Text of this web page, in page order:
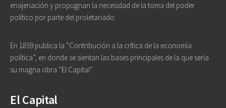
enajenación y propugnan la necesidad de la toma del poder
político por parte del proletariado.
En 1859 publica la “Contribución a la crítica de la economía
política”, en donde se sientan las bases principales de la que sería
su magna obra “El Capital”.
El Capital